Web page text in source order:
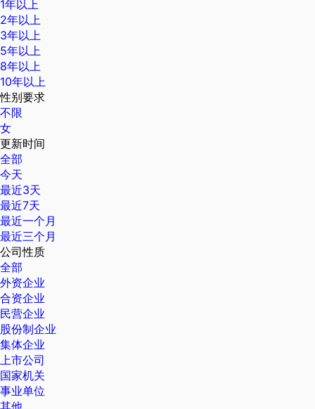
1年以上
2年以上
3年以上
5年以上
8年以上
10年以上
性别要求
不限
女
更新时间
全部
今天
最近3天
最近7天
最近一个月
最近三个月
公司性质
全部
外资企业
合资企业
民营企业
股份制企业
集体企业
上市公司
国家机关
事业单位